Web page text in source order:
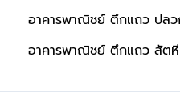
อาคารพาณิชย์ ตึกแถว ปล
อาคารพาณิชย์ ตึกแถว สัต